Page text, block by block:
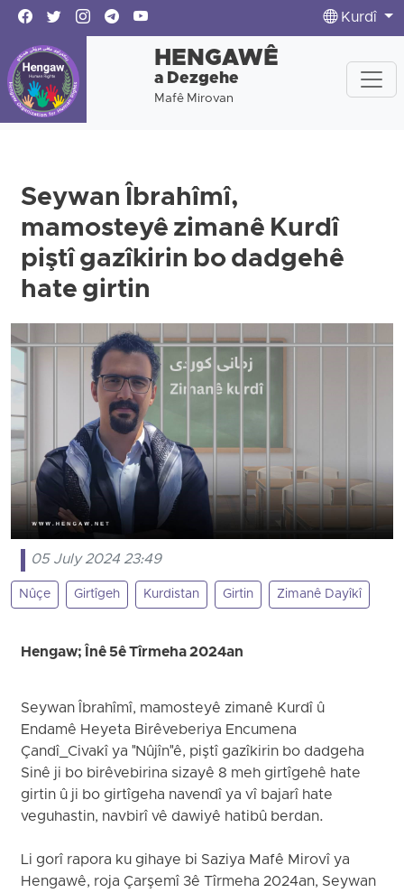
Kurdî
HENGAWÊ
a Dezgehe
Mafê Mirovan
Seywan Îbrahîmî,
mamosteyê zimanê Kurdî
piştî gazîkirin bo dadgehê
hate girtin
05 July 2024 23:49
Nûçe Girtîgeh Kurdistan Girtin Zimanê Dayîkî
Hengaw; Înê 5ê Tîrmeha 2024an
Seywan Îbrahîmî, mamosteyê zimanê Kurdî û
Endamê Heyeta Birêveberiya Encumena
Çandî_Civakî ya "Nûjîn"ê, piştî gazîkirin bo dadgeha
Sinê ji bo birêvebirina sizayê 8 meh girtîgehê hate
girtin û ji bo girtîgeha navendî ya vî bajarî hate
veguhastin, navbirî vê dawiyê hatibû berdan.
Li gorî rapora ku gihaye bi Saziya Mafê Mirovî ya
Hengawê, roja Çarşemî 3ê Tîrmeha 2024an, Seywan